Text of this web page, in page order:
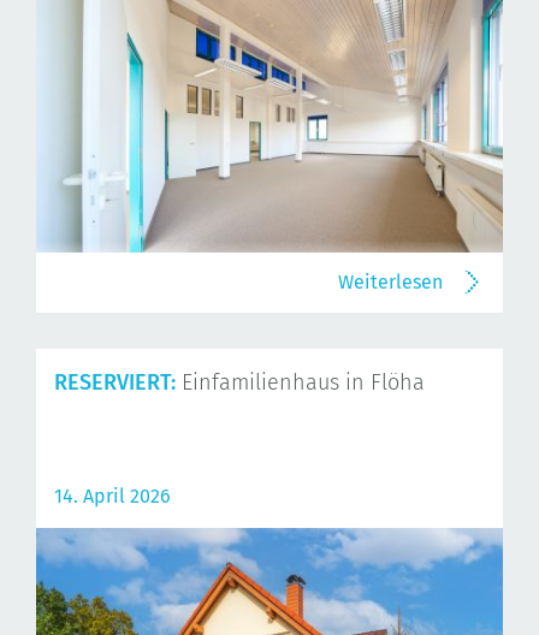
Weiterlesen
RESERVIERT: Einfamilienhaus in Flöha
14. April 2026